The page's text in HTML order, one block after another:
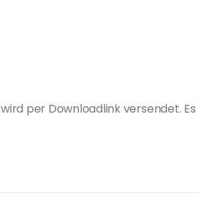
per Downloadlink versendet. Es